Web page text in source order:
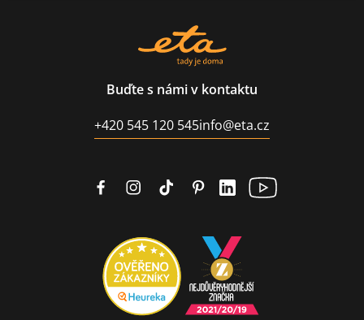
Buďte s námi v kontaktu
+420 545 120 545info@eta.cz